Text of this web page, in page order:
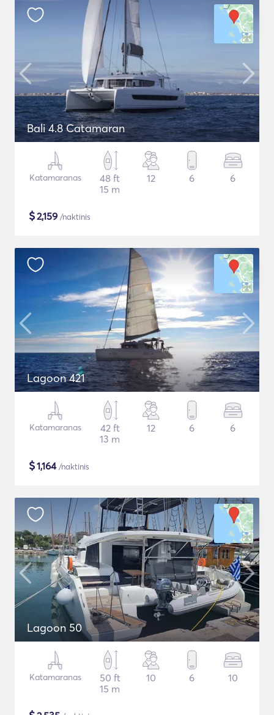
Bali 4.8 Catamaran
Katamaranas
48 ft
15 m
12 6 6
$2,159 /naktinis
Lagoon 421
Katamaranas
42 ft
13 m
12 6 6
$1,164/naktinis
Lagoon 50
Katamaranas
50 ft
15 m
10 6 10